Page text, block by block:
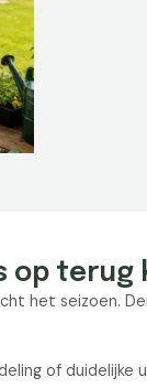
op terug
het seizoen.
of